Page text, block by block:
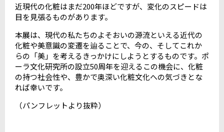
近現代の化粧はまだ200年ほどですが、変化のスピードは
目を見張るものがあります。
本展は、現代の私たちのよそおいの源流といえる近代の
化粧や美意識の変遷を辿ることで、今の、そしてこれか
らの「美」を考えるきっかけにしようとするものです。ポ
ーラ文化研究所の設立50周年を迎えるこの機会に、化粧
の持つ社会性や、豊かで奥深い化粧文化への気づきとな
れば幸いです。
（パンフレットより抜粋）